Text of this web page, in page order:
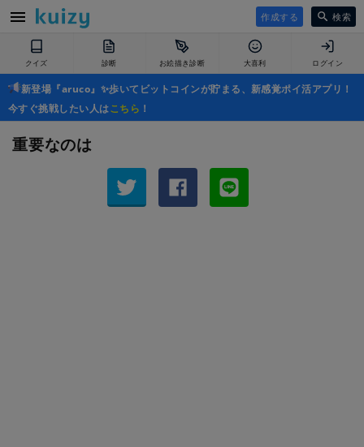
作成する 検索
クイズ 診断 お絵描き診断 大喜利 ログイン
新登場『aruco』✨歩いてビットコインが貯まる、新感覚ポイ活アプリ！
今すぐ挑戦したい人はこちら ！
重要なのは